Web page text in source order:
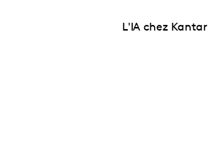
L'IA chez Kantar